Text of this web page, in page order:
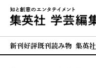
新刊 好評既刊 読み物 集英